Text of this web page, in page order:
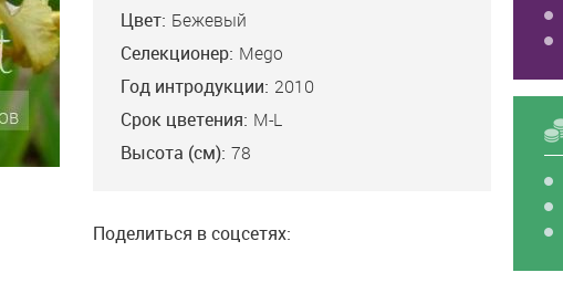
Цвет: Бежевый
Селекционер: Mego
Год интродукции: 2010
Срок цветения: M-L
Высота (см): 78
Поделиться в соцсетях:
Class
91. Б. Блайз:
этот